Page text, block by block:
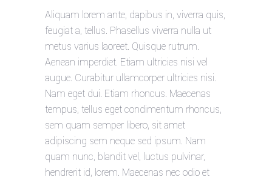
Aliquam lorem ante, dapibus in, viverra quis,
feugiat a, tellus. Phasellus viverra nulla ut
metus varius laoreet. Quisque rutrum.
Aenean imperdiet. Etiam ultricies nisi vel
augue. Curabitur ullamcorper ultricies nisi.
Nam eget dui. Etiam rhoncus. Maecenas
tempus, tellus eget condimentum rhoncus,
sem quam semper libero, sit amet
adipiscing sem neque sed ipsum. Nam
quam nunc, blandit vel, luctus pulvinar,
hendrerit id, lorem. Maecenas nec odio et